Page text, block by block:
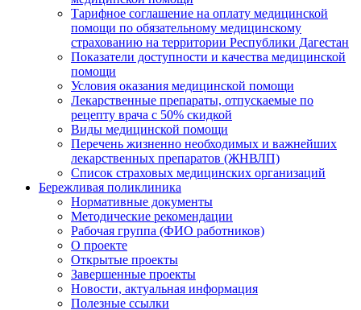
Тарифное соглашение на оплату медицинской
помощи по обязательному медицинскому
страхованию на территории Республики Дагестан
Показатели доступности и качества медицинской
помощи
Условия оказания медицинской помощи
Лекарственные препараты, отпускаемые по
рецепту врача с 50% скидкой
Виды медицинской помощи
Перечень жизненно необходимых и важнейших
лекарственных препаратов (ЖНВЛП)
Список страховых медицинских организаций
Бережливая поликлиника
Нормативные документы
Методические рекомендации
Рабочая группа (ФИО работников)
О проекте
Открытые проекты
Завершенные проекты
Новости, актуальная информация
Полезные ссылки